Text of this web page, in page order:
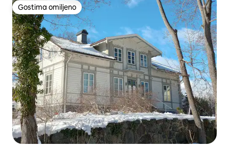
Gostima omiljeno
Gostima omiljeno